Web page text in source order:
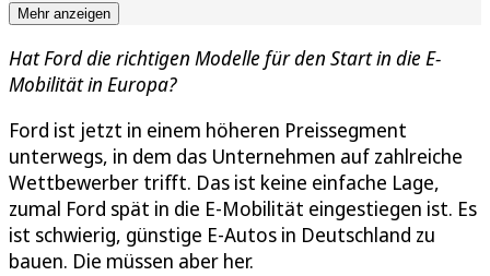
Mehr anzeigen
Hat Ford die richtigen Modelle für den Start in die E-
Mobilität in Europa?
Ford ist jetzt in einem höheren Preissegment
unterwegs, in dem das Unternehmen auf zahlreiche
Wettbewerber trifft. Das ist keine einfache Lage,
zumal Ford spät in die E-Mobilität eingestiegen ist. Es
ist schwierig, günstige E-Autos in Deutschland zu
bauen. Die müssen aber her.